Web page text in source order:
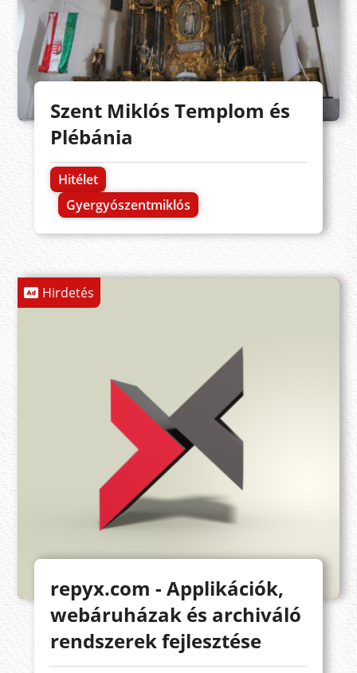
Szent Miklós Templom és
Plébánia
Hitélet
Gyergyószentmiklós
Hirdetés
repyx.com - Applikációk,
webáruházak és archiváló
rendszerek fejlesztése